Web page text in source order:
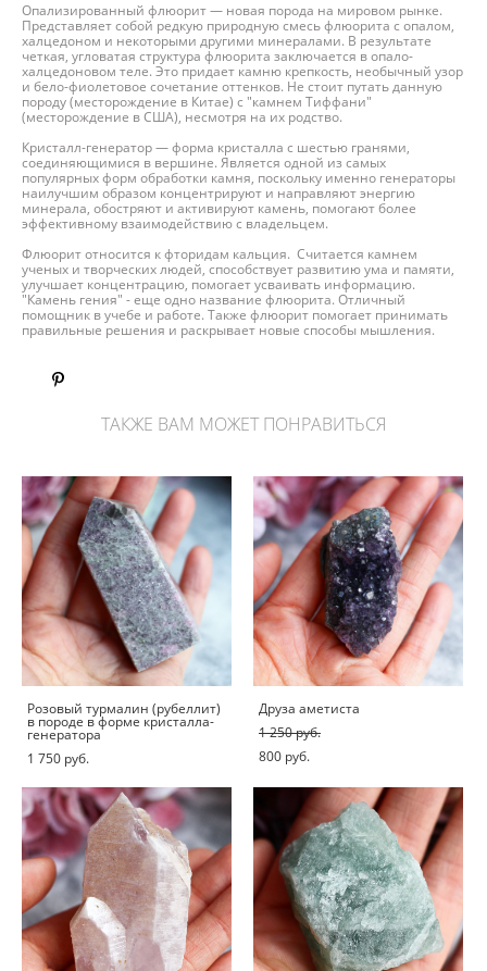
Опализированный флюорит — новая порода на мировом рынке.
Представляет собой редкую природную смесь флюорита с опалом,
халцедоном и некоторыми другими минералами. В результате
четкая, угловатая структура флюорита заключается в опало-
халцедоновом теле. Это придает камню крепкость, необычный узор
и бело-фиолетовое сочетание оттенков. Не стоит путать данную
породу (месторождение в Китае) с "камнем Тиффани"
(месторождение в США), несмотря на их родство.
Кристалл-генератор — форма кристалла с шестью гранями,
соединяющимися в вершине. Является одной из самых
популярных форм обработки камня, поскольку именно генераторы
наилучшим образом концентрируют и направляют энергию
минерала, обостряют и активируют камень, помогают более
эффективному взаимодействию с владельцем.
Флюорит относится к фторидам кальция. Считается камнем
ученых и творческих людей, способствует развитию ума и памяти,
улучшает концентрацию, помогает усваивать информацию.
"Камень гения" - еще одно название флюорита. Отличный
помощник в учебе и работе. Также флюорит помогает принимать
правильные решения и раскрывает новые способы мышления.
ТАКЖЕ ВАМ МОЖЕТ ПОНРАВИТЬСЯ
Розовый турмалин (рубеллит)
в породе в форме кристалла-
генератора
1 750 pуб.
Друза аметиста
1 250 pуб.
800 pуб.